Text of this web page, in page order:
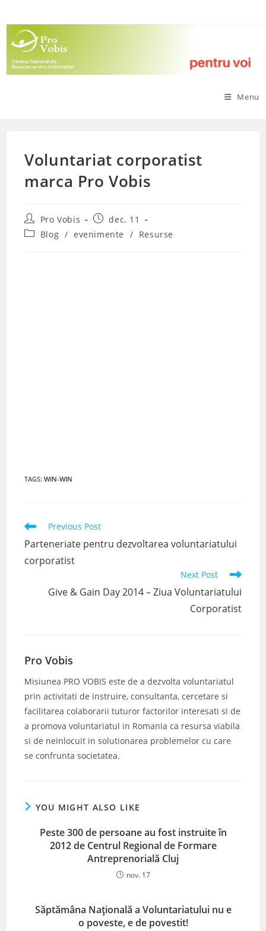
to
content
Menu
Voluntariat corporatist
marca Pro Vobis
Post
author:
Pro Vobis
Post
published:
dec. 11
PostBlog / evenimente / Resurse
TAGS:WIN-WIN
Read
articles
Previous Post
Parteneriate pentru dezvoltarea voluntariatului
corporatist
Next Post
Give & Gain Day 2014 – Ziua Voluntariatului
Corporatist
Pro Vobis
Misiunea PRO VOBIS este de a dezvolta voluntariatul
prin activitati de instruire, consultanta, cercetare si
facilitarea colaborarii tuturor factorilor interesati si de
a promova voluntariatul in Romania ca resursa viabila
si de neinlocuit in solutionarea problemelor cu care
se confrunta societatea.
YOU MIGHT ALSO LIKE
Peste 300 de persoane au fost instruite în
2012 de Centrul Regional de Formare
Antreprenorială Cluj
nov. 17
Săptămâna Națională a Voluntariatului nu e
o poveste, e de povestit!